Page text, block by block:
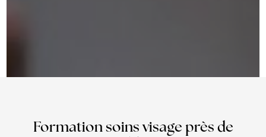
Formation soins visage près de